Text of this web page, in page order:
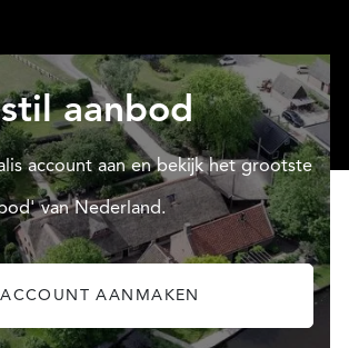
aanbod
account aan en bekijk het grootste
van Nederland.
ACCOUNT AANMAKEN